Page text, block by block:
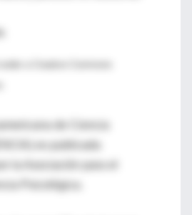
es publicada
Psicológica.